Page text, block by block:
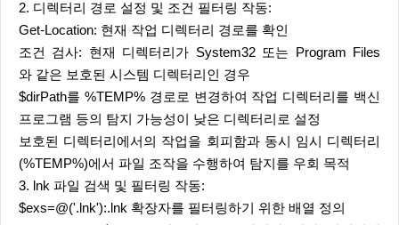
2. 디렉터리 경로 설정 및 조건 필터링 작동:
Get-Location: 현재 작업 디렉터리 경로를 확인
조건 검사: 현재 디렉터리가 System32 또는 Program Files
와 같은 보호된 시스템 디렉터리인 경우
$dirPath를 %TEMP% 경로로 변경하여 작업 디렉터리를 백신
프로그램 등의 탐지 가능성이 낮은 디렉터리로 설정
보호된 디렉터리에서의 작업을 회피함과 동시 임시 디렉터리
(%TEMP%)에서 파일 조작을 수행하여 탐지를 우회 목적
3. lnk 파일 검색 및 필터링 작동:
$exs=@('.lnk'):.lnk 확장자를 필터링하기 위한 배열 정의